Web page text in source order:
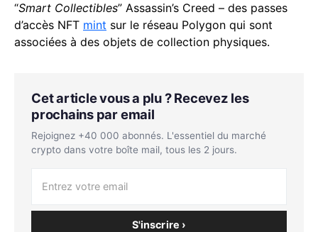
“Smart Collectibles” Assassin’s Creed – des passes
d’accès NFT mint sur le réseau Polygon qui sont
associées à des objets de collection physiques.
Cet article vous a plu ? Recevez les
prochains par email
Rejoignez +40 000 abonnés. L'essentiel du marché
crypto dans votre boîte mail, tous les 2 jours.
S'inscrire ›